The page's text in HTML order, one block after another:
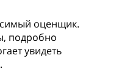
оценщик.
подробно
увидеть